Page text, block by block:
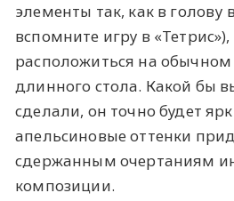
элементы так, как в голову
вспомните игру в
расположиться на обычном
длинного стола. Какой бы
сделали, он точно будет
апельсиновые оттенки
сдержанным очертаниям
композиции.